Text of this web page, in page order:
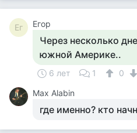
Ег Егор
Через несколько
южной Америке..
6 лет 1
0
Max Alabin
где именно? кто